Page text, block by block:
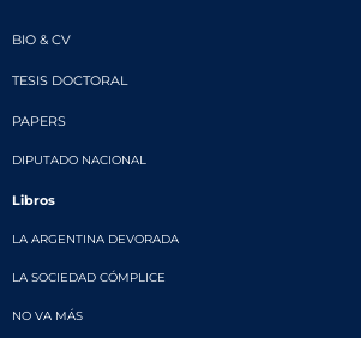
BIO & CV
TESIS DOCTORAL
PAPERS
DIPUTADO NACIONAL
Libros
LA ARGENTINA DEVORADA
LA SOCIEDAD CÓMPLICE
NO VA MÁS